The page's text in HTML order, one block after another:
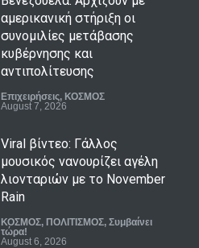
αμερικανική στήριξη οι
συνομιλίες μετάβασης
κυβέρνησης και
αντιπολίτευσης
Επιχειρήσεις, ΚΟΣΜΟΣ
August 7, 2026
Viral βίντεο: Γάλλος
μουσικός νανουρίζει αγέλη
λιονταριών με το November
Rain
ΚΟΣΜΟΣ, ΠΟΛΙΤΙΣΜΟΣ, Συμβαίνει
τώρα!
August 6, 2026